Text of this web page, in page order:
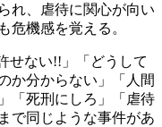
れ、虐待に関心が向い
危機感を覚える。
せない!!」「どうして
か分からない」「人間
「死刑にしろ」「虐待
で同じような事件があ